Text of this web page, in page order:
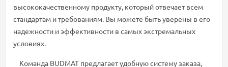
высококачественному продукту, который отвечает всем
стандартам и требованиям. Вы можете быть уверены в его
надежности и эффективности в самых экстремальных
условиях.
Команда BUDMAT предлагает удобную систему заказа,